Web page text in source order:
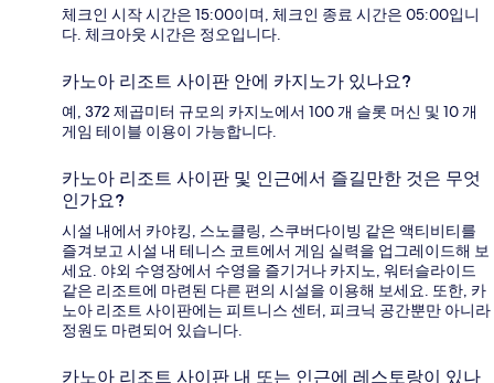
체크인 시작 시간은 15:00이며, 체크인 종료 시간은 05:00입니
다. 체크아웃 시간은 정오입니다.
카노아 리조트 사이판 안에 카지노가 있나요?
예, 372 제곱미터 규모의 카지노에서 100 개 슬롯 머신 및 10 개
게임 테이블 이용이 가능합니다.
카노아 리조트 사이판 및 인근에서 즐길만한 것은 무엇
인가요?
시설 내에서 카야킹, 스노클링, 스쿠버다이빙 같은 액티비티를
즐겨보고 시설 내 테니스 코트에서 게임 실력을 업그레이드해 보
세요. 야외 수영장에서 수영을 즐기거나 카지노, 워터슬라이드
같은 리조트에 마련된 다른 편의 시설을 이용해 보세요. 또한, 카
노아 리조트 사이판에는 피트니스 센터, 피크닉 공간뿐만 아니라
정원도 마련되어 있습니다.
카노아 리조트 사이판 내 또는 인근에 레스토랑이 있나